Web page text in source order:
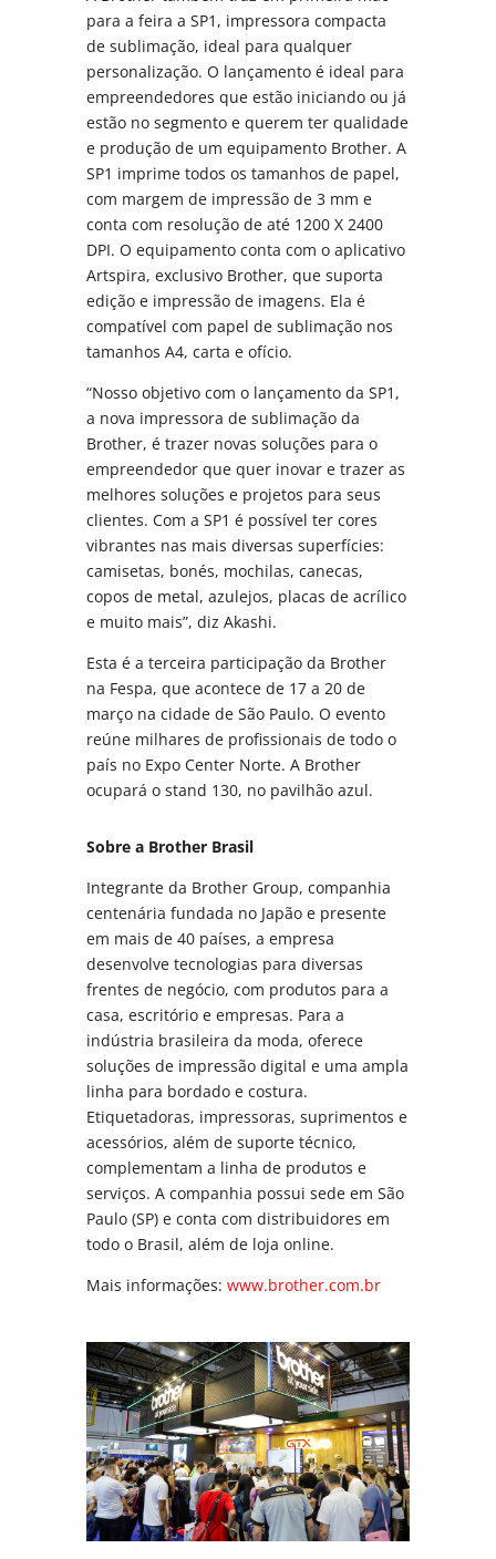
para a feira a SP1, impressora compacta
de sublimação, ideal para qualquer
personalização. O lançamento é ideal para
empreendedores que estão iniciando ou já
estão no segmento e querem ter qualidade
e produção de um equipamento Brother. A
SP1 imprime todos os tamanhos de papel,
com margem de impressão de 3 mm e
conta com resolução de até 1200 X 2400
DPI. O equipamento conta com o aplicativo
Artspira, exclusivo Brother, que suporta
edição e impressão de imagens. Ela é
compatível com papel de sublimação nos
tamanhos A4, carta e ofício.
“Nosso objetivo com o lançamento da SP1,
a nova impressora de sublimação da
Brother, é trazer novas soluções para o
empreendedor que quer inovar e trazer as
melhores soluções e projetos para seus
clientes. Com a SP1 é possível ter cores
vibrantes nas mais diversas superfícies:
camisetas, bonés, mochilas, canecas,
copos de metal, azulejos, placas de acrílico
e muito mais”, diz Akashi.
Esta é a terceira participação da Brother
na Fespa, que acontece de 17 a 20 de
março na cidade de São Paulo. O evento
reúne milhares de profissionais de todo o
país no Expo Center Norte. A Brother
ocupará o stand 130, no pavilhão azul.
Sobre a Brother Brasil
Integrante da Brother Group, companhia
centenária fundada no Japão e presente
em mais de 40 países, a empresa
desenvolve tecnologias para diversas
frentes de negócio, com produtos para a
casa, escritório e empresas. Para a
indústria brasileira da moda, oferece
soluções de impressão digital e uma ampla
linha para bordado e costura.
Etiquetadoras, impressoras, suprimentos e
acessórios, além de suporte técnico,
complementam a linha de produtos e
serviços. A companhia possui sede em São
Paulo (SP) e conta com distribuidores em
todo o Brasil, além de loja online.
Mais informações: www.brother.com.br